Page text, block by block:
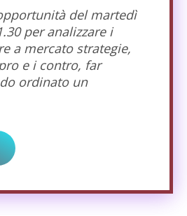
del martedì
per analizzare i
a mercato strategie,
e i contro, far
ordinato un